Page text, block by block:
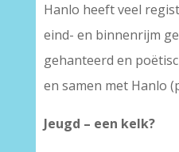
Hanlo heeft veel
eind- en binnenrijm
gehanteerd en
en samen met Hanlo
Jeugd – een kelk?